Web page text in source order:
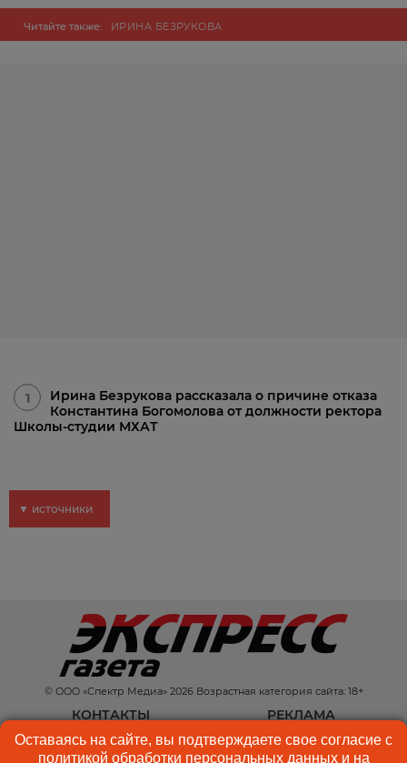
Читайте также: ИРИНА БЕЗРУКОВА
1
Ирина Безрукова рассказала о причине отказа
Константина Богомолова от должности ректора
Школы-студии МХАТ
▼ источники
© ООО «Спектр Медиа» 2026 Возрастная категория сайта: 18+
КОНТАКТЫ
РЕКЛАМА
КУКИ-ФАЙЛЫ
ПОЛЬЗОВАТЕЛЬСКОЕ
Оставаясь на сайте, вы подтверждаете свое согласие с
политикой обработки персональных данныхи на